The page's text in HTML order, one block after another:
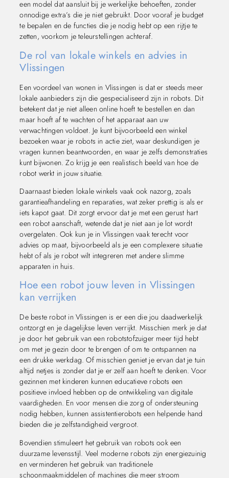
een model dat aansluit bij je werkelijke behoeften, zonder
onnodige extra’s die je niet gebruikt. Door vooraf je budget
te bepalen en de functies die je nodig hebt op een rijtje te
zetten, voorkom je teleurstellingen achteraf.
De rol van lokale winkels en advies in
Vlissingen
Een voordeel van wonen in Vlissingen is dat er steeds meer
lokale aanbieders zijn die gespecialiseerd zijn in robots. Dit
betekent dat je niet alleen online hoeft te bestellen en dan
maar hoeft af te wachten of het apparaat aan uw
verwachtingen voldoet. Je kunt bijvoorbeeld een winkel
bezoeken waar je robots in actie ziet, waar deskundigen je
vragen kunnen beantwoorden, en waar je zelfs demonstraties
kunt bijwonen. Zo krijg je een realistisch beeld van hoe de
robot werkt in jouw situatie.
Daarnaast bieden lokale winkels vaak ook nazorg, zoals
garantieafhandeling en reparaties, wat zeker prettig is als er
iets kapot gaat. Dit zorgt ervoor dat je met een gerust hart
een robot aanschaft, wetende dat je niet aan je lot wordt
overgelaten. Ook kun je in Vlissingen vaak terecht voor
advies op maat, bijvoorbeeld als je een complexere situatie
hebt of als je robot wilt integreren met andere slimme
apparaten in huis.
Hoe een robot jouw leven in Vlissingen
kan verrijken
De beste robot in Vlissingen is er een die jou daadwerkelijk
ontzorgt en je dagelijkse leven verrijkt. Misschien merk je dat
je door het gebruik van een robotstofzuiger meer tijd hebt
om met je gezin door te brengen of om te ontspannen na
een drukke werkdag. Of misschien geniet je ervan dat je tuin
altijd netjes is zonder dat je er zelf aan hoeft te denken. Voor
gezinnen met kinderen kunnen educatieve robots een
positieve invloed hebben op de ontwikkeling van digitale
vaardigheden. En voor mensen die zorg of ondersteuning
nodig hebben, kunnen assistentierobots een helpende hand
bieden die je zelfstandigheid vergroot.
Bovendien stimuleert het gebruik van robots ook een
duurzame levensstijl. Veel moderne robots zijn energiezuinig
en verminderen het gebruik van traditionele
schoonmaakmiddelen of machines die meer stroom